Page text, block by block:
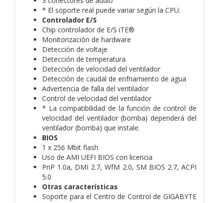
* El soporte real puede variar según la CPU.
Controlador E/S
Chip controlador de E/S iTE®
Monitorización de hardware
Detección de voltaje
Detección de temperatura
Detección de velocidad del ventilador
Detección de caudal de enfriamiento de agua
Advertencia de falla del ventilador
Control de velocidad del ventilador
* La compatibilidad de la función de control de
velocidad del ventilador (bomba) dependerá del
ventilador (bomba) que instale.
BIOS
1 x 256 Mbit flash
Uso de AMI UEFI BIOS con licencia
PnP 1.0a, DMI 2.7, WfM 2.0, SM BIOS 2.7, ACPI
5.0
Otras características
Soporte para el Centro de Control de GIGABYTE